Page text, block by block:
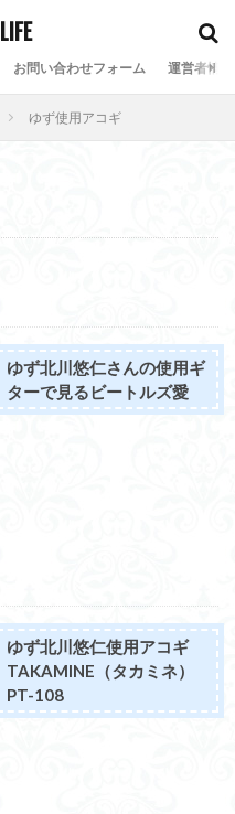
お問い合わせフォーム 運営者情報
ゆず使用アコギ
ゆず北川悠仁さんの使用ギ
ターで見るビートルズ愛
ゆず北川悠仁使用アコギ
TAKAMINE（タカミネ）
PT-108